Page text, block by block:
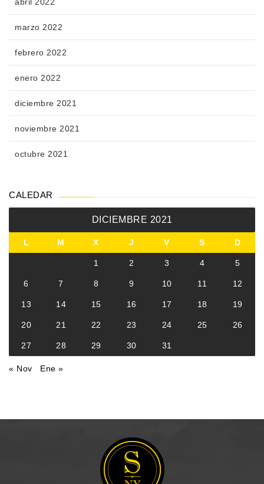
marzo 2022
febrero 2022
enero 2022
diciembre 2021
noviembre 2021
octubre 2021
CALEDAR
DICIEMBRE 2021
L M X J V S D
1 2 3 4 5
6 7 8 9 10 11 12
13 14 15 16 17 18 19
20 21 22 23 24 25 26
27 28 29 30 31
« Nov Ene »